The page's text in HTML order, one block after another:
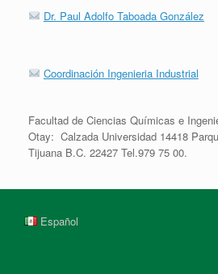
Dr. Paul Adolfo Taboada González
Coordinación Ingenieria Industrial
Facultad de Ciencias Químicas e
Otay: Calzada Universidad 14418
Tijuana B.C. 22427 Tel.979 75 00.
Español